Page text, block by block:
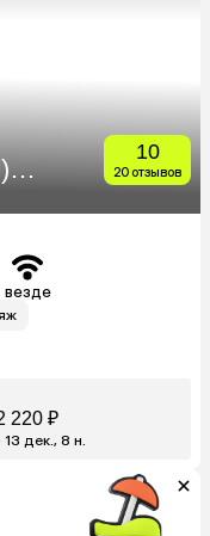
10
20 отзывов
везде
220 ₽
13 дек., 8 н.